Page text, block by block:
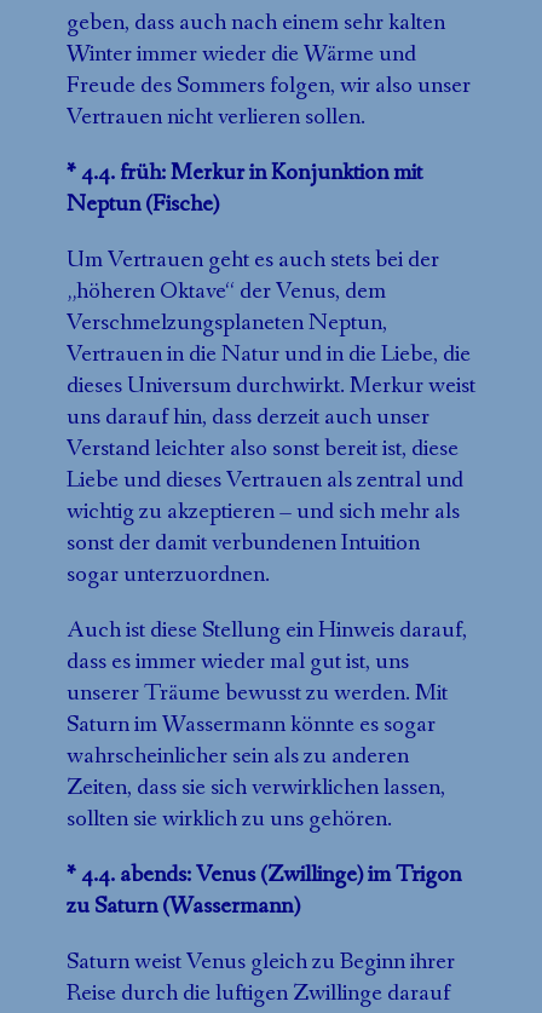
geben, dass auch nach einem sehr kalten
Winter immer wieder die Wärme und
Freude des Sommers folgen, wir also unser
Vertrauen nicht verlieren sollen.
* 4.4. früh: Merkur in Konjunktion mit
Neptun (Fische)
Um Vertrauen geht es auch stets bei der
„höheren Oktave“ der Venus, dem
Verschmelzungsplaneten Neptun,
Vertrauen in die Natur und in die Liebe, die
dieses Universum durchwirkt. Merkur weist
uns darauf hin, dass derzeit auch unser
Verstand leichter also sonst bereit ist, diese
Liebe und dieses Vertrauen als zentral und
wichtig zu akzeptieren – und sich mehr als
sonst der damit verbundenen Intuition
sogar unterzuordnen.
Auch ist diese Stellung ein Hinweis darauf,
dass es immer wieder mal gut ist, uns
unserer Träume bewusst zu werden. Mit
Saturn im Wassermann könnte es sogar
wahrscheinlicher sein als zu anderen
Zeiten, dass sie sich verwirklichen lassen,
sollten sie wirklich zu uns gehören.
* 4.4. abends: Venus (Zwillinge) im Trigon
zu Saturn (Wassermann)
Saturn weist Venus gleich zu Beginn ihrer
Reise durch die luftigen Zwillinge darauf